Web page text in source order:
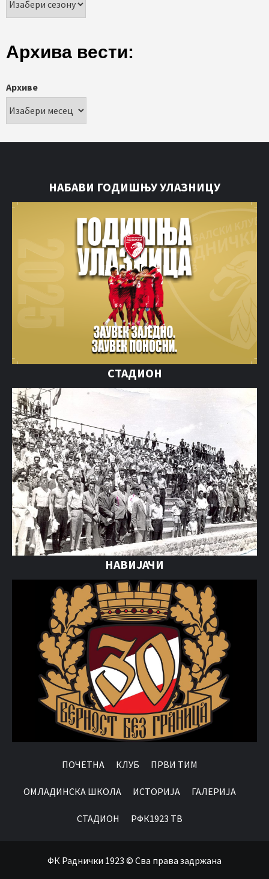
Архива вести:
Архиве
НАБАВИ ГОДИШЊУ УЛАЗНИЦУ
СТАДИОН
НАВИЈАЧИ
ПОЧЕТНА КЛУБ ПРВИ ТИМ
OМЛАДИНСКА ШКОЛА ИСТОРИЈА ГАЛЕРИЈА
СТАДИОН РФК1923 ТВ
ФК Раднички 1923 © Сва права задржана